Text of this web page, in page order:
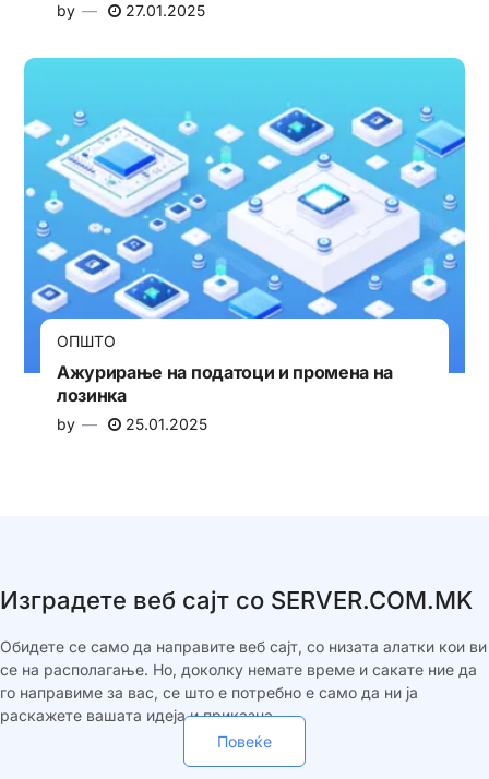
by 27.01.2025
ОПШТО
Ажурирање на податоци и промена на
лозинка
by 25.01.2025
Изградете веб сајт со SERVER.COM.MK
Обидете се само да направите веб сајт, со низата алатки кои ви
се на располагање. Но, доколку немате време и сакате ние да
го направиме за вас, се што е потребно е само да ни ја
раскажете вашата идеја и приказна.
Повеќе